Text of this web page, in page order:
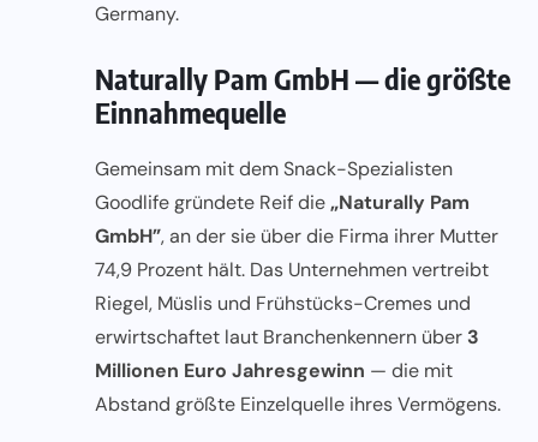
Germany.
Naturally Pam GmbH — die größte
Einnahmequelle
Gemeinsam mit dem Snack-Spezialisten
Goodlife gründete Reif die„Naturally Pam
GmbH”, an der sie über die Firma ihrer Mutter
74,9 Prozent hält. Das Unternehmen vertreibt
Riegel, Müslis und Frühstücks-Cremes und
erwirtschaftet laut Branchenkennern über 3
Millionen Euro Jahresgewinn — die mit
Abstand größte Einzelquelle ihres Vermögens.